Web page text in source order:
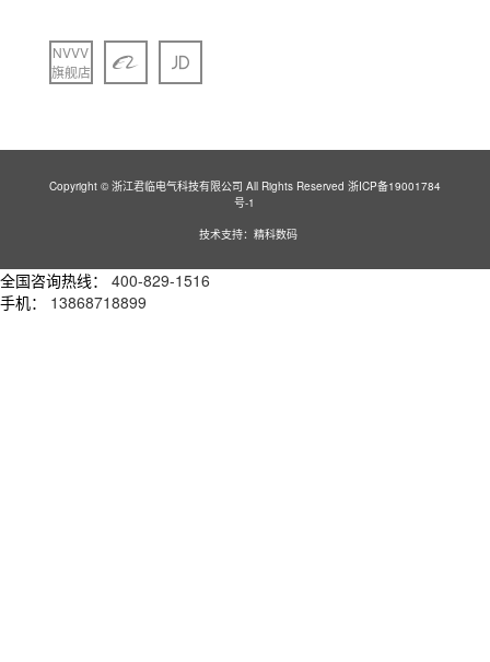
NVVV
旗舰店
Copyright © 浙江君临电气科技有限公司 All Rights Reserved 浙ICP备19001784
号-1
技术支持：精科数码
全国咨询热线：
400-829-1516
手机：
13868718899